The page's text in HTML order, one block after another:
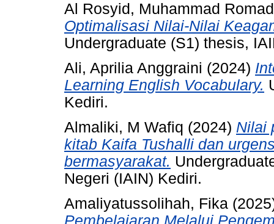
Al Rosyid, Muhammad
Optimalisasi Nilai-Nilai
Undergraduate (S1) thesis,
Ali, Aprilia Anggraini (2024)
Learning English Vocabulary.
Kediri.
Almaliki, M Wafiq (2024) Nilai
kitab Kaifa Tushalli dan
bermasyarakat.
Negeri (IAIN) Kediri.
Amaliyatussolihah, Fika
Pembelajaran Melalui